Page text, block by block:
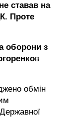
ставав на
Проте
оборони з
в
обмін